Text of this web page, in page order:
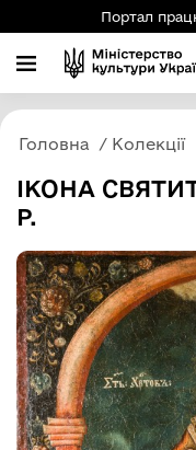
Портал
Головна Колекції
ІКОНА
Р.